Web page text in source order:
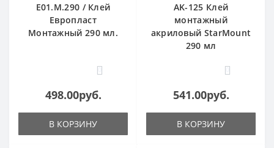
E01.M.290 / Клей
Европласт
Монтажный 290 мл.
0
498.00руб.
В КОРЗИНУ
AK-125 Клей
монтажный
акриловый StarMount
290 мл
0
541.00руб.
В КОРЗИНУ